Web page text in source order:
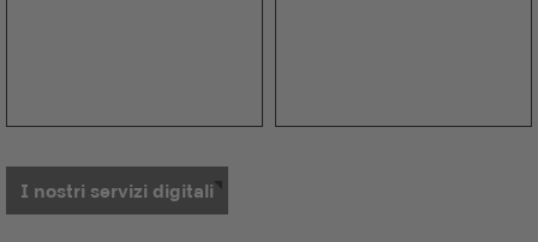
I nostri servizi digitali